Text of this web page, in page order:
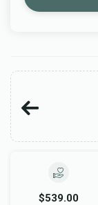
$539.00